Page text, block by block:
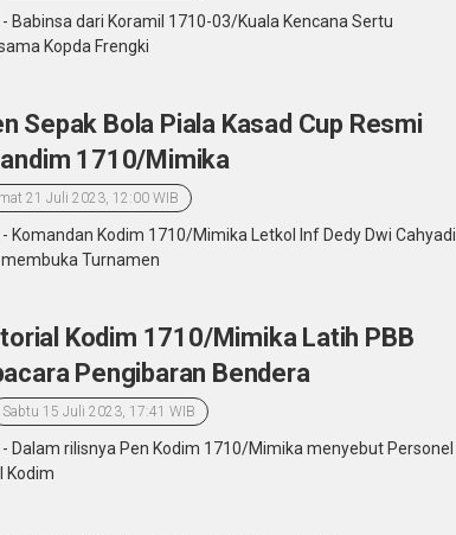
Babinsa dari Koramil 1710-03/Kuala Kencana Sertu
Kopda Frengki
Sepak Bola Piala Kasad Cup Resmi
1710/Mimika
21 Juli 2023, 12:00 WIB
Komandan Kodim 1710/Mimika Letkol Inf Dedy Dwi Cahyadi
Turnamen
Kodim 1710/Mimika Latih PBB
Pengibaran Bendera
Sabtu 15 Juli 2023, 17:41 WIB
Dalam rilisnya Pen Kodim 1710/Mimika menyebut Personel
Kodim